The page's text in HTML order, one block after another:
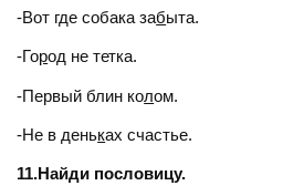
-Вот где собака забыта.
-Город не тетка.
-Первый блин колом.
-Не в деньках счастье.
11.Найди пословицу.